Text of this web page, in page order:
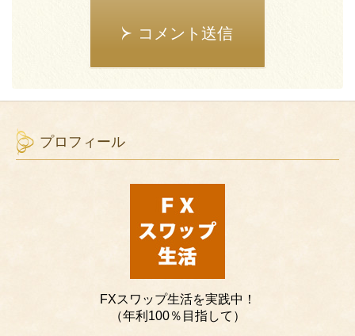
コメント送信
プロフィール
FXスワップ生活を実践中！
（年利100％目指して）